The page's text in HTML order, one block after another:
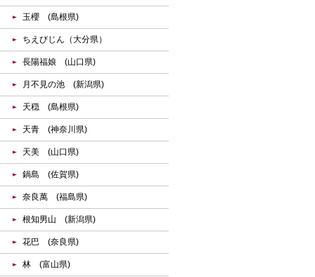
玉櫻 (島根県)
ちえびじん（大分県）
長陽福娘 (山口県)
月不見の池 (新潟県)
天穏 (島根県)
天青 (神奈川県)
天美 (山口県)
鍋島 (佐賀県)
奈良萬 (福島県)
根知男山 (新潟県)
花巴 (奈良県)
林 (富山県)